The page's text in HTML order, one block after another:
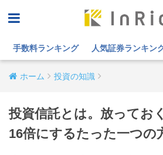
手数料ランキング 人気証券ランキン
ホーム 投資の知識
投資信託とは。放ってお
16倍にするたった一つの